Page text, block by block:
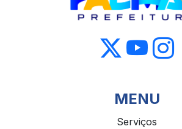
MENU
Serviços